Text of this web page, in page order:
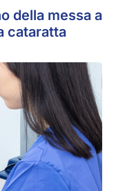
della messa a
cataratta